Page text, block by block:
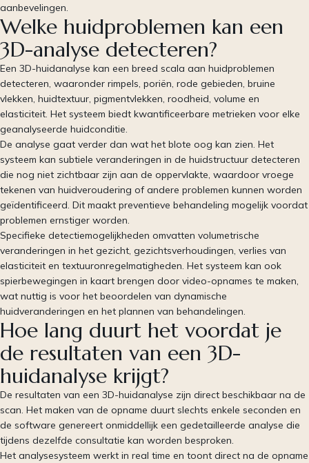
aanbevelingen.
Welke huidproblemen kan een
3D-analyse detecteren?
Een 3D-huidanalyse kan een breed scala aan huidproblemen
detecteren, waaronder rimpels, poriën, rode gebieden, bruine
vlekken, huidtextuur, pigmentvlekken, roodheid, volume en
elasticiteit. Het systeem biedt kwantificeerbare metrieken voor elke
geanalyseerde huidconditie.
De analyse gaat verder dan wat het blote oog kan zien. Het
systeem kan subtiele veranderingen in de huidstructuur detecteren
die nog niet zichtbaar zijn aan de oppervlakte, waardoor vroege
tekenen van huidveroudering of andere problemen kunnen worden
geïdentificeerd. Dit maakt preventieve behandeling mogelijk voordat
problemen ernstiger worden.
Specifieke detectiemogelijkheden omvatten volumetrische
veranderingen in het gezicht, gezichtsverhoudingen, verlies van
elasticiteit en textuuronregelmatigheden. Het systeem kan ook
spierbewegingen in kaart brengen door video-opnames te maken,
wat nuttig is voor het beoordelen van dynamische
huidveranderingen en het plannen van behandelingen.
Hoe lang duurt het voordat je
de resultaten van een 3D-
huidanalyse krijgt?
De resultaten van een 3D-huidanalyse zijn direct beschikbaar na de
scan. Het maken van de opname duurt slechts enkele seconden en
de software genereert onmiddellijk een gedetailleerde analyse die
tijdens dezelfde consultatie kan worden besproken.
Het analysesysteem werkt in real time en toont direct na de opname